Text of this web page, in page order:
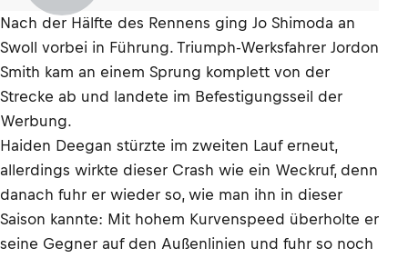
Nach der Hälfte des Rennens ging Jo Shimoda an
Swoll vorbei in Führung. Triumph-Werksfahrer Jordon
Smith kam an einem Sprung komplett von der
Strecke ab und landete im Befestigungsseil der
Werbung.
Haiden Deegan stürzte im zweiten Lauf erneut,
allerdings wirkte dieser Crash wie ein Weckruf, denn
danach fuhr er wieder so, wie man ihn in dieser
Saison kannte: Mit hohem Kurvenspeed überholte er
seine Gegner auf den Außenlinien und fuhr so noch